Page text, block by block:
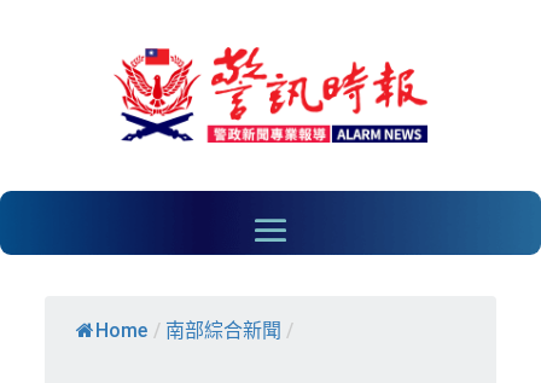
Home / 南部綜合新聞 /